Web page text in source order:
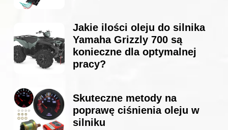
Jakie ilości oleju do silnika
Yamaha Grizzly 700 są
konieczne dla optymalnej
pracy?
Skuteczne metody na
poprawę ciśnienia oleju w
silniku